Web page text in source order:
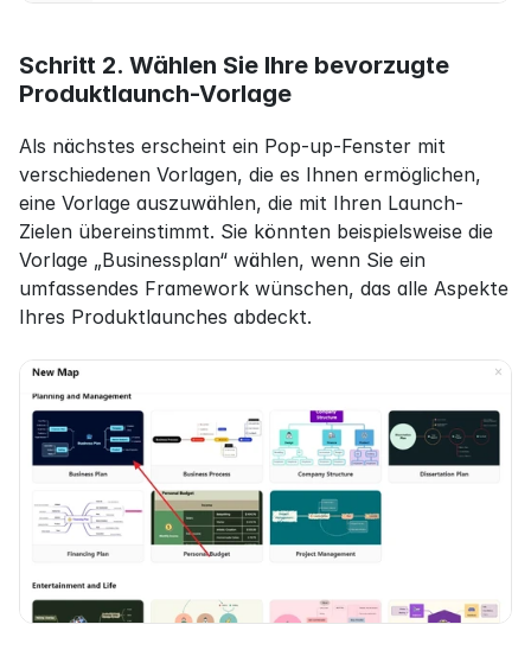
Schritt 2. Wählen Sie Ihre bevorzugte
Produktlaunch-Vorlage
Als nächstes erscheint ein Pop-up-Fenster mit
verschiedenen Vorlagen, die es Ihnen ermöglichen,
eine Vorlage auszuwählen, die mit Ihren Launch-
Zielen übereinstimmt. Sie könnten beispielsweise die
Vorlage „Businessplan“ wählen, wenn Sie ein
umfassendes Framework wünschen, das alle Aspekte
Ihres Produktlaunches abdeckt.